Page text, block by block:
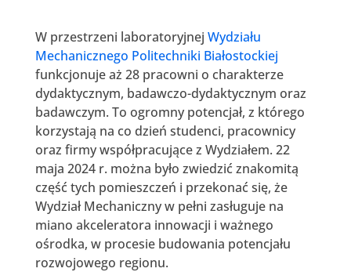
W przestrzeni laboratoryjnej Wydziału
Mechanicznego Politechniki Białostockiej
funkcjonuje aż 28 pracowni o charakterze
dydaktycznym, badawczo-dydaktycznym oraz
badawczym. To ogromny potencjał, z którego
korzystają na co dzień studenci, pracownicy
oraz firmy współpracujące z Wydziałem. 22
maja 2024 r. można było zwiedzić znakomitą
część tych pomieszczeń i przekonać się, że
Wydział Mechaniczny w pełni zasługuje na
miano akceleratora innowacji i ważnego
ośrodka, w procesie budowania potencjału
rozwojowego regionu.